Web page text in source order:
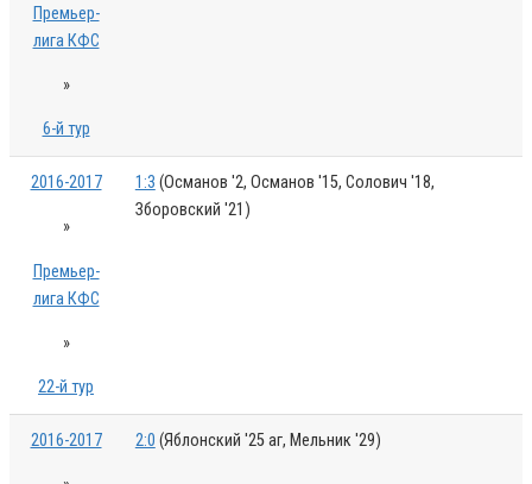
Премьер-
лига КФС
»
6-й тур
2016-2017
»
Премьер-
лига КФС
»
22-й тур
1:3 (Османов '2, Османов '15, Солович '18,
Зборовский '21)
2016-2017 2:0 (Яблонский '25 аг, Мельник '29)